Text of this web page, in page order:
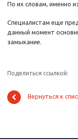
По их словам, именно
Специалистам еще
данный момент
замыкание.
Поделиться ссылкой:
Вернуться к